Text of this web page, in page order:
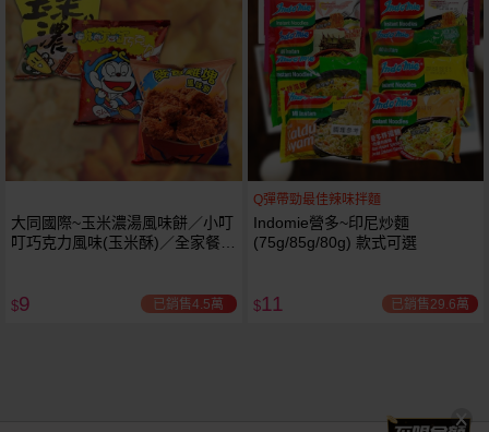
大同國際~玉米濃湯風味餅／小叮
叮巧克力風味(玉米酥)／全家餐麥
$9 已銷售4.5萬
Q彈帶勁最佳辣味拌麵
Indomie營多~印尼炒麵
(75g/85g/80g) 款式可選
$11 已銷售29.6萬